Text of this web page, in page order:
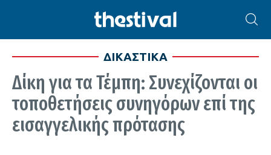
ΔΙΚΑΣΤΙΚΑ
Δίκη για τα Τέμπη: Συνεχίζονται οι
τοποθετήσεις συνηγόρων επί της
εισαγγελικής πρότασης